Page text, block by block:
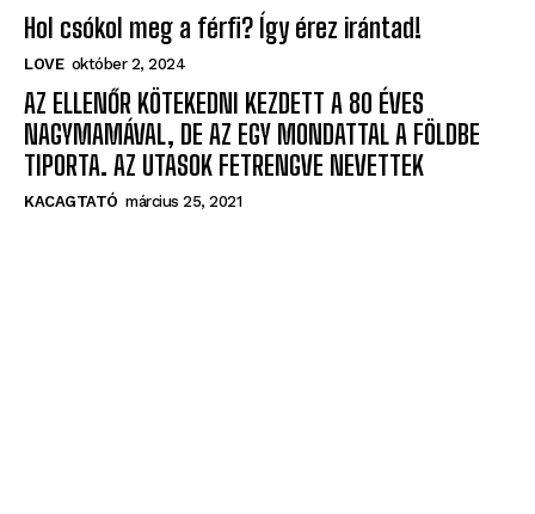
Hol csókol meg a férfi? Így érez irántad!
LOVE október 2, 2024
AZ ELLENŐR KÖTEKEDNI KEZDETT A 80 ÉVES
NAGYMAMÁVAL, DE AZ EGY MONDATTAL A FÖLDBE
TIPORTA. AZ UTASOK FETRENGVE NEVETTEK
KACAGTATÓ március 25, 2021